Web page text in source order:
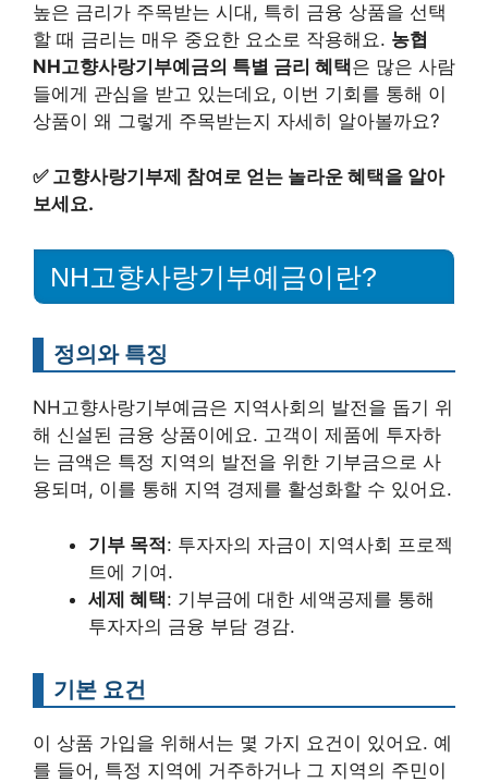
높은 금리가 주목받는 시대, 특히 금융 상품을 선택
할 때 금리는 매우 중요한 요소로 작용해요. 농협
NH고향사랑기부예금의 특별 금리 혜택은 많은 사람
들에게 관심을 받고 있는데요, 이번 기회를 통해 이
상품이 왜 그렇게 주목받는지 자세히 알아볼까요?
✅ 고향사랑기부제 참여로 얻는 놀라운 혜택을 알아
보세요.
NH고향사랑기부예금이란?
정의와 특징
NH고향사랑기부예금은 지역사회의 발전을 돕기 위
해 신설된 금융 상품이에요. 고객이 제품에 투자하
는 금액은 특정 지역의 발전을 위한 기부금으로 사
용되며, 이를 통해 지역 경제를 활성화할 수 있어요.
기부 목적: 투자자의 자금이 지역사회 프로젝
트에 기여.
세제 혜택: 기부금에 대한 세액공제를 통해
투자자의 금융 부담 경감.
기본 요건
이 상품 가입을 위해서는 몇 가지 요건이 있어요. 예
를 들어, 특정 지역에 거주하거나 그 지역의 주민이